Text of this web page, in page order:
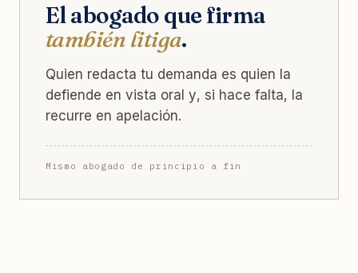
El abogado que firma
también litiga.
Quien redacta tu demanda es quien la
defiende en vista oral y, si hace falta, la
recurre en apelación.
Mismo abogado de principio a fin